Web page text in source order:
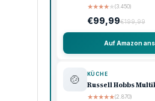
★★★★★(3.450)
€99,99€199,99
Auf Amazon
🍲 KÜCHE
Russell Hobbs
★★★★★(2.870)